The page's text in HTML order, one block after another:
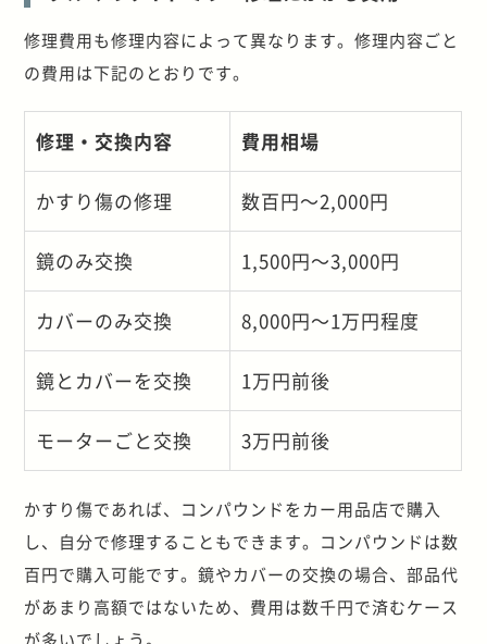
修理費用も修理内容によって異なります。修理内容ごと
の費用は下記のとおりです。
修理・交換内容 費用相場
かすり傷の修理 数百円～2,000円
鏡のみ交換 1,500円～3,000円
カバーのみ交換 8,000円～1万円程度
鏡とカバーを交換 1万円前後
モーターごと交換 3万円前後
かすり傷であれば、コンパウンドをカー用品店で購入
し、自分で修理することもできます。コンパウンドは数
百円で購入可能です。鏡やカバーの交換の場合、部品代
があまり高額ではないため、費用は数千円で済むケース
が多いでしょう。